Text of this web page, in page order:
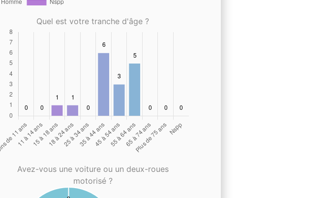
Quel est votre tranche d'âge ?
Avez-vous une voiture ou un deux-roues
motorisé ?